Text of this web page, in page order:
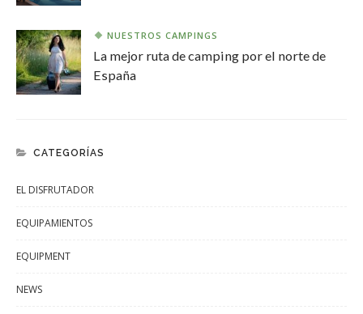
NUESTROS CAMPINGS
La mejor ruta de camping por el norte de
España
CATEGORÍAS
EL DISFRUTADOR
EQUIPAMIENTOS
EQUIPMENT
NEWS